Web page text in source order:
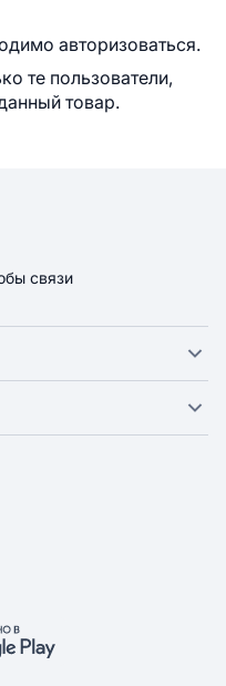
авторизоваться.
те пользователи,
товар.
связи